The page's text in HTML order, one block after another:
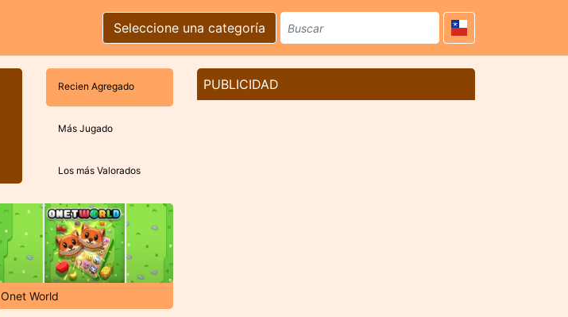
Seleccione una categoría
Recien Agregado
Más Jugado
Los más Valorados
Onet World
PUBLICIDAD